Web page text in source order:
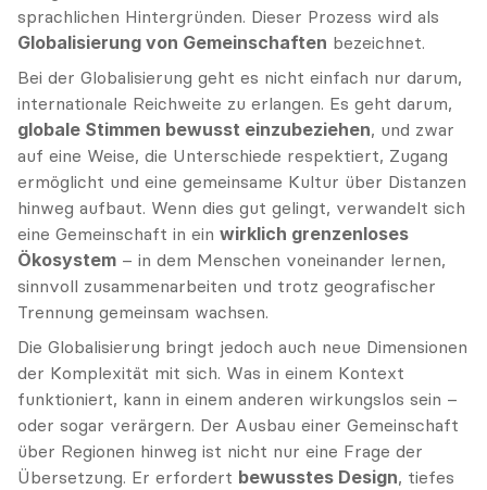
Globalisierung von Gemeinschaften bezeichnet.
Bei der Globalisierung geht es nicht einfach nur darum,
globale Stimmen bewusst einzubeziehen, und zwar
auf eine Weise, die Unterschiede respektiert, Zugang
ermöglicht und eine gemeinsame Kultur über Distanzen
hinweg aufbaut. Wenn dies gut gelingt, verwandelt sich
eine Gemeinschaft in ein wirklich grenzenloses
Ökosystem – in dem Menschen voneinander lernen,
sinnvoll zusammenarbeiten und trotz geografischer
Trennung gemeinsam wachsen.
Die Globalisierung bringt jedoch auch neue Dimensionen
der Komplexität mit sich. Was in einem Kontext
funktioniert, kann in einem anderen wirkungslos sein –
oder sogar verärgern. Der Ausbau einer Gemeinschaft
über Regionen hinweg ist nicht nur eine Frage der
Übersetzung. Er erfordert bewusstes Design, tiefes